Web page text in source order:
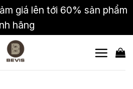
giá lên tới 60% sản phẩm
hãng